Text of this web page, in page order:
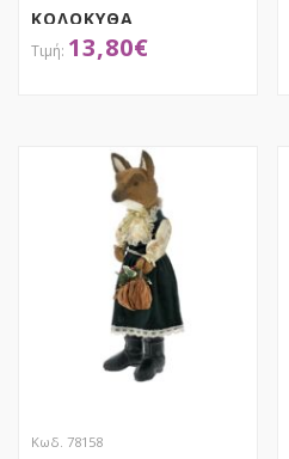
ΚΟΛΟΚΥΘΑ
27Χ27Χ20ΕΚ
13,80€
Κωδ. 78158